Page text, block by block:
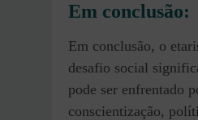
Em conclusão:
Em conclusão, o
desafio social
pode ser enfrentado
conscientização,